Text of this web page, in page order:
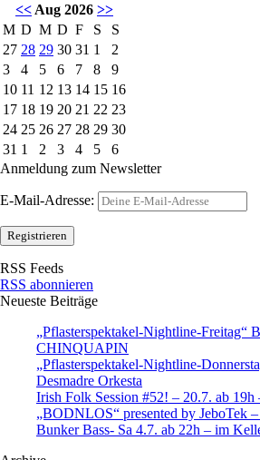
<< Aug 2026 >>
M D M D F S
S
27 28 29 30 31 1
2
3
4 5 6 7 8
9
10 11 12 13 14 15 16
17 18 19 20 21 22 23
24 25 26 27 28 29 30
31 1 2 3 4 5
6
Anmeldung zum Newsletter
E-Mail-Adresse:
RSS Feeds
RSS abonnieren
Neueste Beiträge
„Pflasterspektakel-Nightline-
CHINQUAPIN
„Pflasterspektakel-Nightline-
Desmadre Orkesta
Irish Folk Session #52! – 20.7. ab 19h
„BODNLOS“ presented by JeboTek
Bunker Bass- Sa 4.7. ab 22h – im